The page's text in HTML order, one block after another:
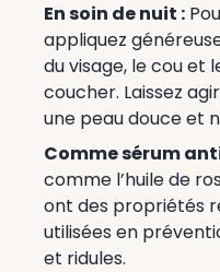
En soin de nuit :
appliquez
du visage, le cou et
coucher. Laissez
une peau douce et
Comme sérum
comme l’huile de
ont des propriétés
utilisées en
et ridules.